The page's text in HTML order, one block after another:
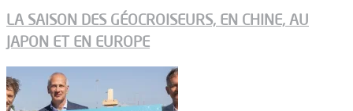
LA SAISON DES GÉOCROISEURS, EN CHINE, AU
JAPON ET EN EUROPE